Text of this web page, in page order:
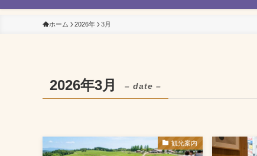
ホーム 2026年 3月
2026年3月 – date –
観光案内